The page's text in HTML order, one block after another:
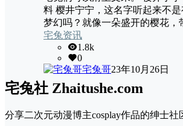
料 樱井宁宁，这名字听起来不
梦幻吗？就像一朵盛开的樱花
宅兔资讯
1.8k
0
宅兔哥23年10月26日
宅兔社 Zhaitushe.com
分享二次元动漫博主cosplay作品的绅士社